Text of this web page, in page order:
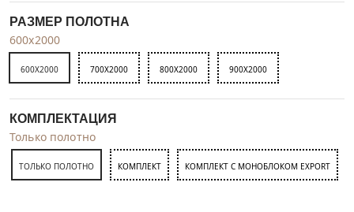
РАЗМЕР ПОЛОТНА
600x2000
600X2000 700X2000 800X2000 900X2000
КОМПЛЕКТАЦИЯ
Только полотно
ТОЛЬКО ПОЛОТНО КОМПЛЕКТ КОМПЛЕКТ С МОНОБЛОКОМ EXPORT